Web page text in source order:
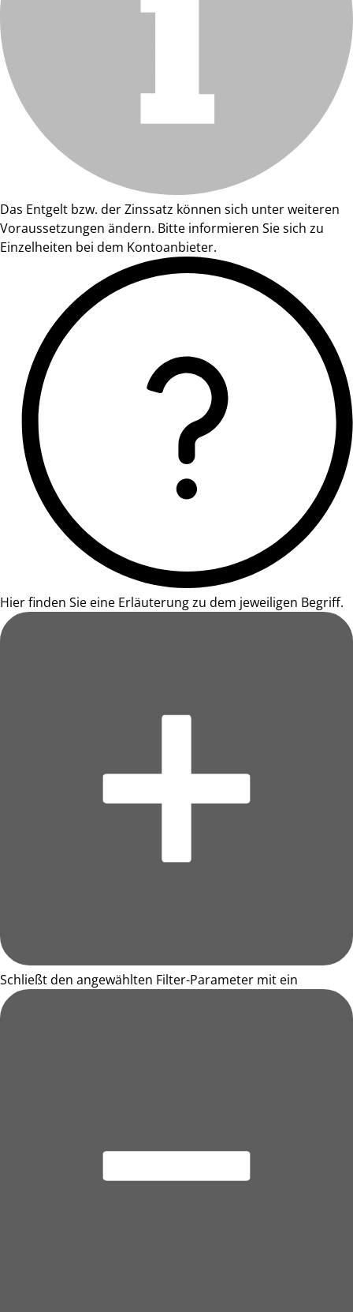
Das Entgelt bzw. der Zinssatz können sich unter weiteren
Voraussetzungen ändern. Bitte informieren Sie sich zu
Einzelheiten bei dem Kontoanbieter.
Hier finden Sie eine Erläuterung zu dem jeweiligen Begriff.
Schließt den angewählten Filter-Parameter mit ein